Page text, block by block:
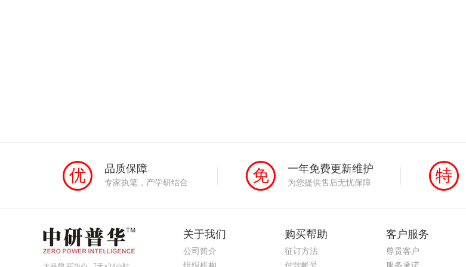
优 品质保障
专家执笔，产学研结合 免 一年免费更新维护
为您提供售后无忧保障 特
关于我们
公司简介
购买帮助
征订方法
客户服务
尊贵客户